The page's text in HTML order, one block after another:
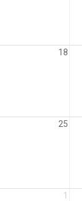
18
25
1